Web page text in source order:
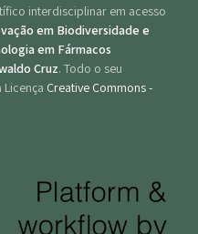
interdisciplinar em acesso
em Biodiversidade e
em Fármacos
Cruz. Todo o seu
Creative Commons -